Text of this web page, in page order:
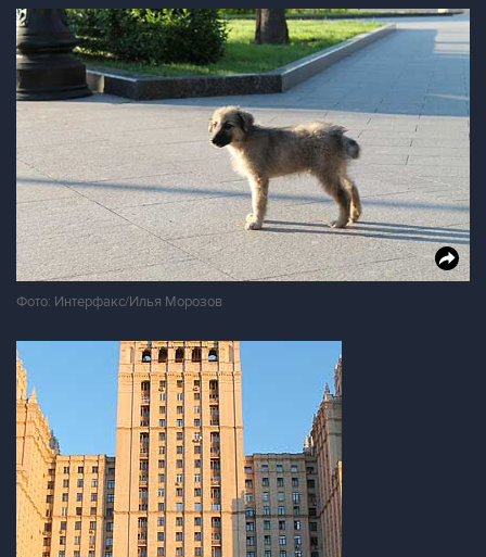
Фото: Интерфакс/Илья Морозов